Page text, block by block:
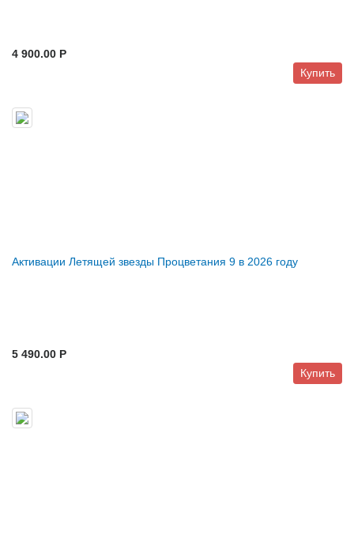
4 900.00 P
Купить
Активации Летящей звезды Процветания 9 в 2026 году
5 490.00 P
Купить